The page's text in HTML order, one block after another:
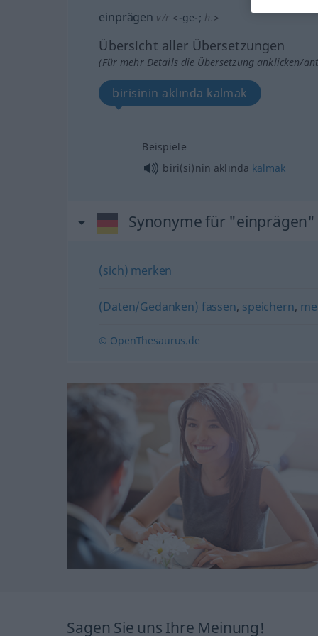
einprägen v/r <-ge-; h.>
Übersicht aller Übersetzungen
(Für mehr Details die Übersetzung anklicken/
birisinin aklında kalmak
Beispiele
biri(si)nin aklında kalmak
Synonyme für "einprägen"
(sich) merken
(Daten/Gedanken) fassen, speichern,
© OpenThesaurus.de
Sagen Sie uns Ihre Meinung!